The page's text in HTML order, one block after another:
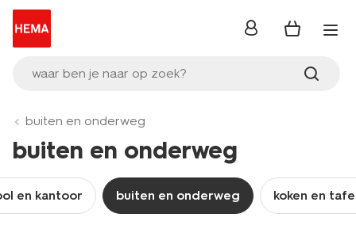
waar ben je naar op zoek?
inloggen
buiten en onderweg
buiten en onderweg
en kantoor buiten en onderweg koken en